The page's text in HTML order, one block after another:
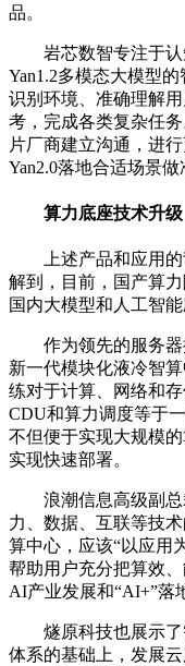
品。
岩芯数智专注于认
Yan1.2多模态大模型
识别环境、准确理解
考，完成各类复杂任
片厂商建立沟通，进
Yan2.0落地合适场景做
算力底座技术升级
上述产品和应用的
解到，目前，国产算
国内大模型和人工智能
作为领先的服务器
新一代模块化液冷智
练对于计算、网络和
CDU和算力调度等于
不但便于实现大规模
实现快速部署。
浪潮信息高级副总
力、数据、互联等技
算中心，应该“以应用
帮助用户充分把算效
AI产业发展和“AI+”落
燧原科技也展示了
体系的基础上，发展